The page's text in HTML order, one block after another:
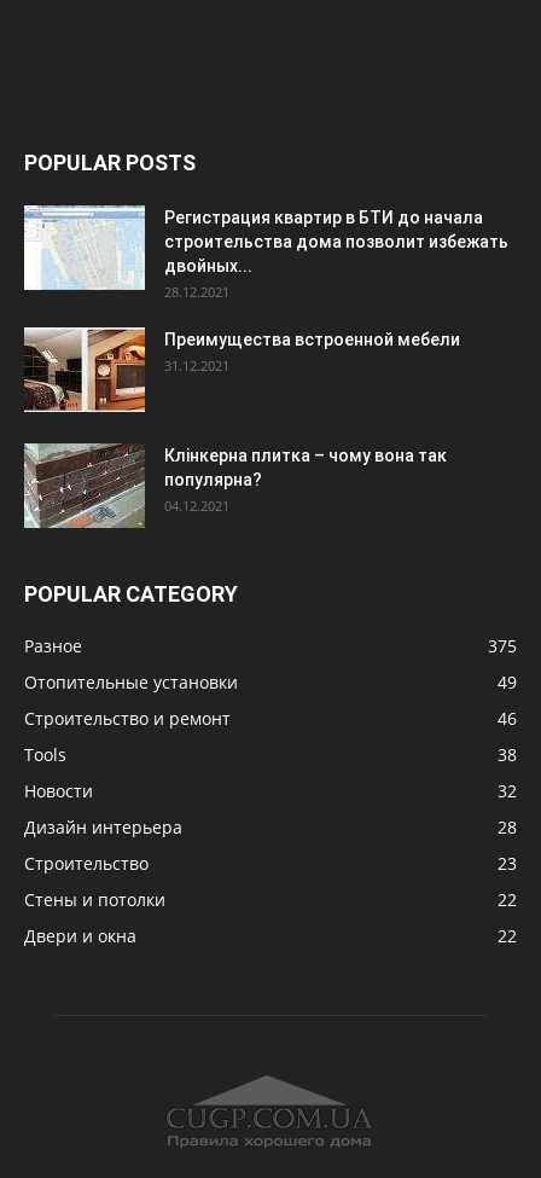
POPULAR POSTS
Регистрация квартир в БТИ до начала
строительства дома позволит избежать
двойных...
28.12.2021
Преимущества встроенной мебели
31.12.2021
Клінкерна плитка – чому вона так
популярна?
04.12.2021
POPULAR CATEGORY
Разное
375
Отопительные установки
49
Строительство и ремонт
46
Tools
38
Новости
32
Дизайн интерьера
28
Строительство
23
Стены и потолки
22
Двери и окна
22